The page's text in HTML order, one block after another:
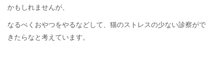
かもしれませんが、
なるべくおやつをやるなどして、猫のストレスの少ない診察がで
きたらなと考えています。